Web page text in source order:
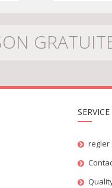
SERVICE
regler